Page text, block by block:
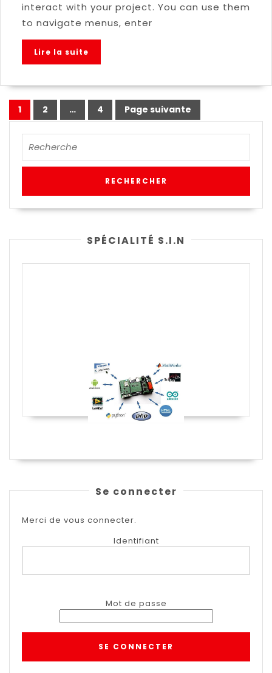
interact with your project. You can use them
to navigate menus, enter
Lire la suite
1 2 … 4 Page suivante
SPÉCIALITÉ S.I.N
Se connecter
Merci de vous connecter.
Identifiant
Mot de passe